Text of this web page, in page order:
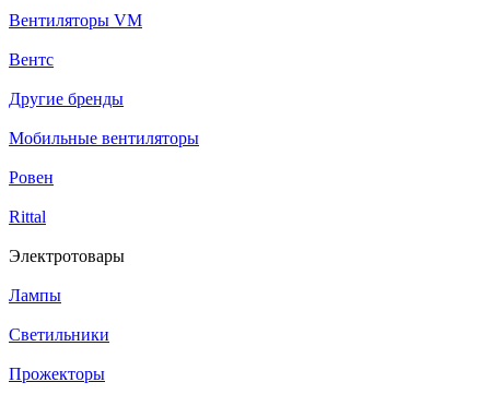
Вентиляторы VM
Вентс
Другие бренды
Мобильные вентиляторы
Ровен
Rittal
Электротовары
Лампы
Светильники
Прожекторы